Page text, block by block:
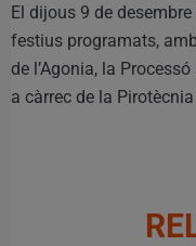
El dijous 9 de
festius programats,
de l’Agonia, la
a càrrec de la